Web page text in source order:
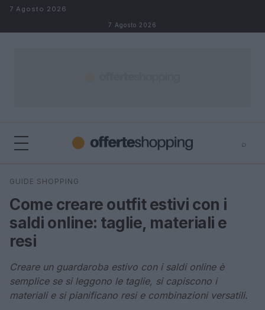
Salta al contenuto
7 Agosto 2026
7 Agosto 2026
⌕
Cerca
GUIDE SHOPPING
Come creare outfit estivi con i
saldi online: taglie, materiali e
resi
Creare un guardaroba estivo con i saldi online è
semplice se si leggono le taglie, si capiscono i
materiali e si pianificano resi e combinazioni versatili.